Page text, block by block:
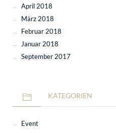
April 2018
März 2018
Februar 2018
Januar 2018
September 2017
KATEGORIEN
Event